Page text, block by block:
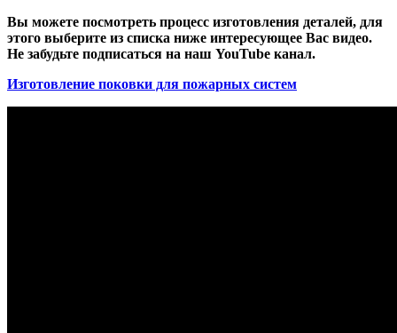
Вы можете посмотреть процесс изготовления деталей, для
этого выберите из списка ниже интересующее Вас видео.
Не забудьте подписаться на наш YouTube канал.
Изготовление поковки для пожарных систем